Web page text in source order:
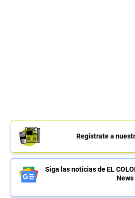
Regístrate a
Siga las noticias de EL
News